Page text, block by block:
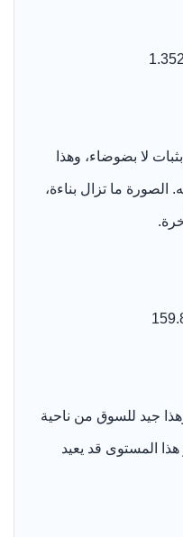
لا بضوضاء، وهذا
الصورة ما تزال بناءة،
الفنية: الزوج تحت 160، وهذا جيد للسوق من ناحية
المستوى قد يعيد